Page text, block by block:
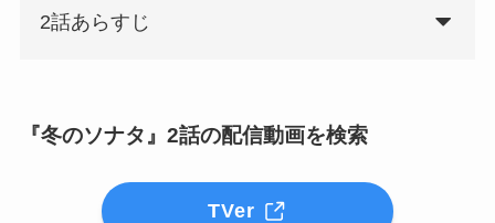
2話あらすじ
『冬のソナタ』2話の配信動画を検索
TVer